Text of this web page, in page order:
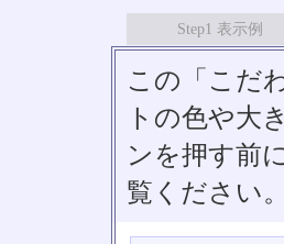
Step1 表示例
この「こだ
トの色や大
ンを押す前
覧ください。